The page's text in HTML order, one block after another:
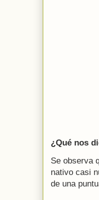
¿Qué nos
Se observa
nativo casi
de una